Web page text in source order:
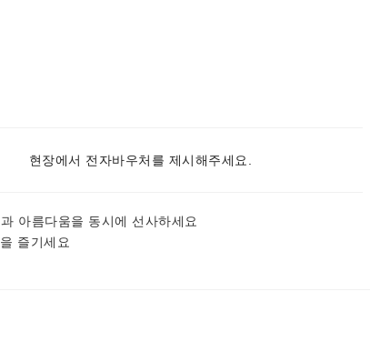
현장에서 전자바우처를 제시해주세요.
아름다움을 동시에 선사하세요
즐기세요